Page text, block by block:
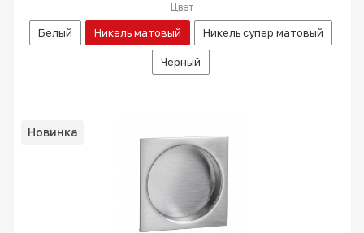
Цвет
Белый Никель матовый Никель супер матовый
Черный
Новинка